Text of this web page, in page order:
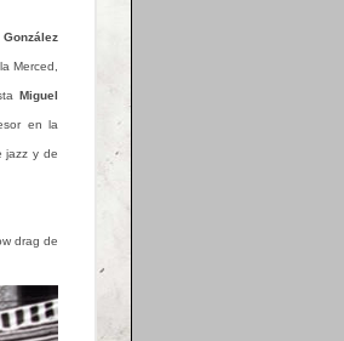
Merced,
Miguel
en la
jazz y de
drag de